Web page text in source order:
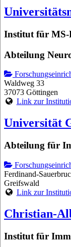
Institut für MS-
Abteilung
Waldweg 33
37073 Göttingen
Link zur
Universität
Abteilung für
Ferdinand-
Greifswald
Link zur
Christian-
Institut für